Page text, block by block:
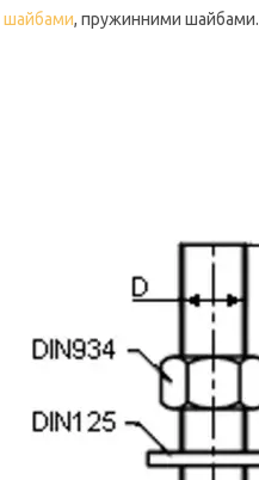
шайбами, пружинними шайбами.